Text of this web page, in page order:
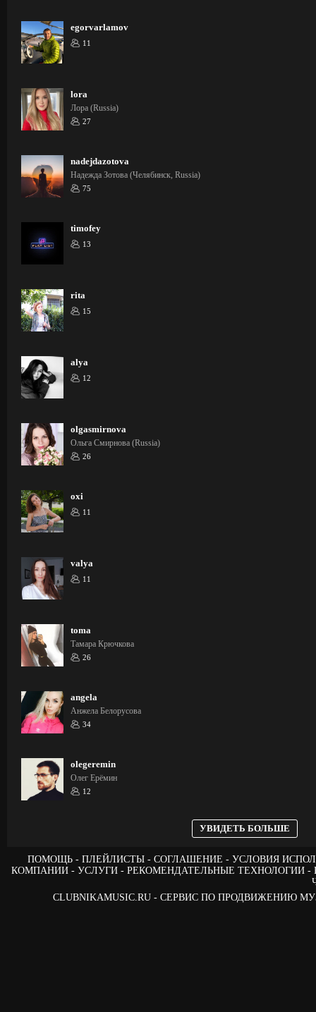
egorvarlamov
11
lora
Лора (Russia)
27
nadejdazotova
Надежда Зотова (Челябинск, Russia)
75
timofey
13
rita
15
alya
12
olgasmirnova
Ольга Смирнова (Russia)
26
oxi
11
valya
11
toma
Тамара Крючкова
26
angela
Анжела Белорусова
34
olegeremin
Олег Ерёмин
12
УВИДЕТЬ БОЛЬШЕ
ПОМОЩЬ ПЛЕЙЛИСТЫ СОГЛАШЕНИЕ
УСЛОВИЯ
КОМПАНИИ
УСЛУГИ РЕКОМЕНДАТЕЛЬНЫЕ ТЕХНОЛОГИИ
CLUBNIKAMUSIC.RU - СЕРВИС ПО ПРОДВИЖЕНИЮ